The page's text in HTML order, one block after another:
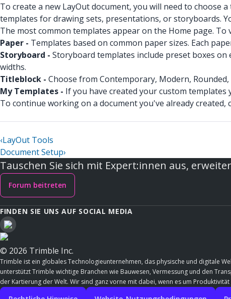
To create a new LayOut document, you will need to choose
templates for drawing sets, presentations, or storyboards.
The most common templates appear on the Home page.
Paper - Templates based on common paper sizes. Each
Storyboard - Storyboard templates include preset boxes
widths.
Titleblock - Choose from Contemporary, Modern,
My Templates - If you have created your custom templates
To continue working on a document you've already created,
‹LayOut Tools
Document Setup›
Tauschen Sie sich mit Expert:innen aus,
Forum beitreten
FINDEN SIE UNS AUF SOCIAL MEDIA
© 2026 Trimble Inc.
Trimble ist ein globales Technologieunternehmen, das physische und digitale
unterstützt Trimble wichtige Branchen wie Bauwesen, Vermessung und den
der Kartierung der Welt. Wir sind ganz vorne mit dabei, wenn es um